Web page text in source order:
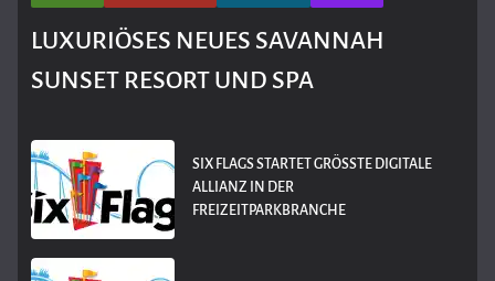
LUXURIÖSES NEUES SAVANNAH
SUNSET RESORT UND SPA
SIX FLAGS STARTET GRÖSSTE DIGITALE A
LLIANZ IN DER F
REIZEITPARKBRANCHE